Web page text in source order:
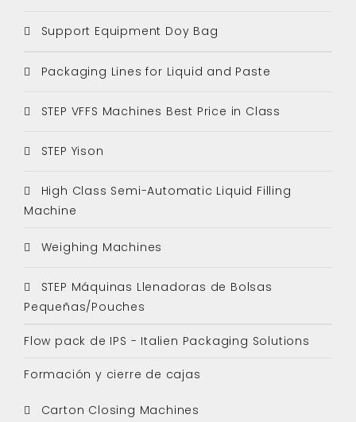
Support Equipment Doy Bag
Packaging Lines for Liquid and Paste
STEP VFFS Machines Best Price in Class
STEP Yison
High Class Semi-Automatic Liquid Filling
Machine
Weighing Machines
STEP Máquinas Llenadoras de Bolsas
Pequeñas/Pouches
Flow pack de IPS - Italien Packaging Solutions
Formación y cierre de cajas
Carton Closing Machines